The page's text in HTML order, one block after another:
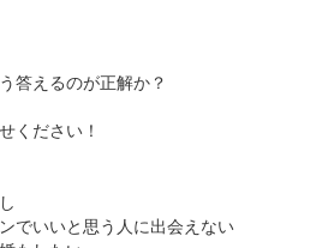
答えるのが正解か？
ください！
でいいと思う人に出会えない